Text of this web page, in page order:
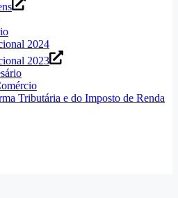
2024
2023
Tributária e do Imposto de Renda